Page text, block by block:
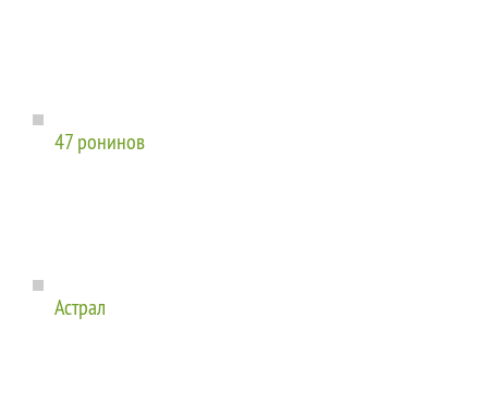
47 ронинов
Астрал